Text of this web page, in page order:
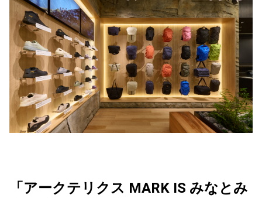
「アークテリクス MARK IS みなとみ